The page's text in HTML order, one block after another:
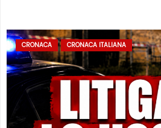
CRONACA CRONACA ITALIANA